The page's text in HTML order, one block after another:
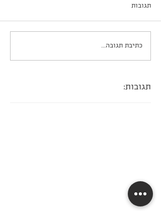
תגובות
כתיבת תגובה...
תגובות: